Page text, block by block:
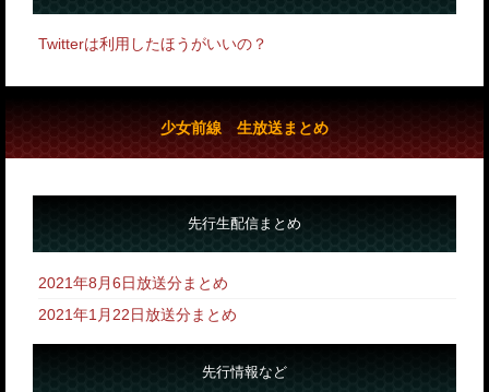
Twitterは利用したほうがいいの？
少女前線 生放送まとめ
先行生配信まとめ
2021年8月6日放送分まとめ
2021年1月22日放送分まとめ
先行情報など